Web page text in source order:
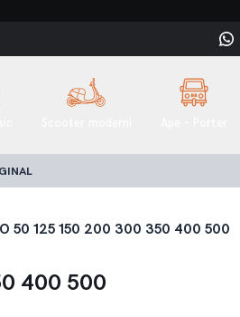
50 125 150 200 300 350 400 500
400 500